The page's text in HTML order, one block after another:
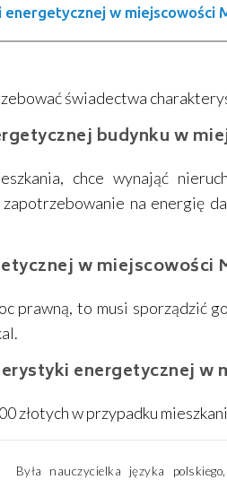
w miejscowości
świadectwa
budynku w
chce wynająć
na energię
w miejscowości
prawną, to musi sporządzić
energetycznej w
złotych w przypadku
Była nauczycielka języka